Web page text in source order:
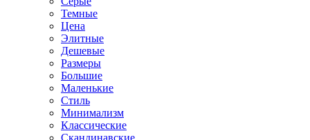
Темные
Цена
Элитные
Дешевые
Размеры
Большие
Маленькие
Стиль
Минимализм
Классические
Скандинавские